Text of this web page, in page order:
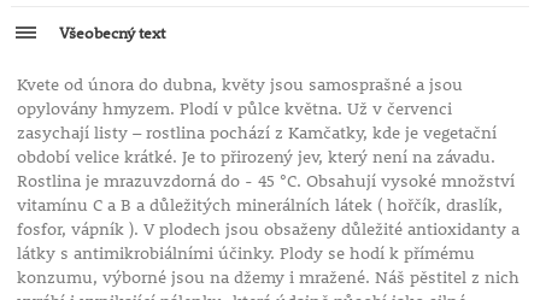
Všeobecný text
Kvete od února do dubna, květy jsou samosprašné a jsou
opylovány hmyzem. Plodí v půlce května. Už v červenci
zasychají listy – rostlina pochází z Kamčatky, kde je vegetační
období velice krátké. Je to přirozený jev, který není na závadu.
Rostlina je mrazuvzdorná do - 45 °C. Obsahují vysoké množství
vitamínu C a B a důležitých minerálních látek ( hořčík, draslík,
fosfor, vápník ). V plodech jsou obsaženy důležité antioxidanty a
látky s antimikrobiálními účinky. Plody se hodí k přímému
konzumu, výborné jsou na džemy i mražené. Náš pěstitel z nich